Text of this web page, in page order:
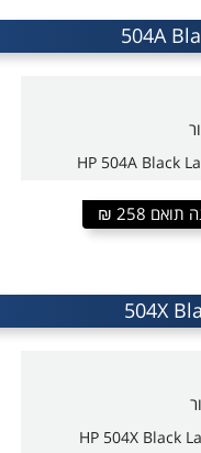
HP 504A Black
תואם 258 ₪
HP 504X Black